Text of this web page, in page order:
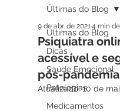
Últimas do Blog
Dicas
Saúde Emocional
Patologias
Medicamentos
Últimas do Blog
Psiquiatra
acessível e
pós-pandemia
9 de abr. de 20214 min
Atualizado:10 de